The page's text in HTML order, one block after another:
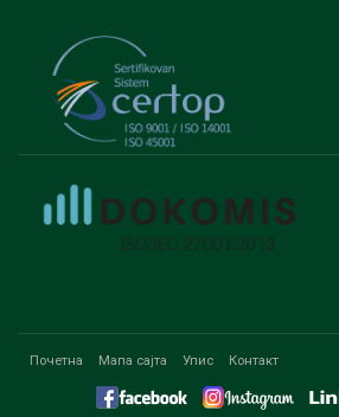
Почетна Мапа сајта Упис Контакт